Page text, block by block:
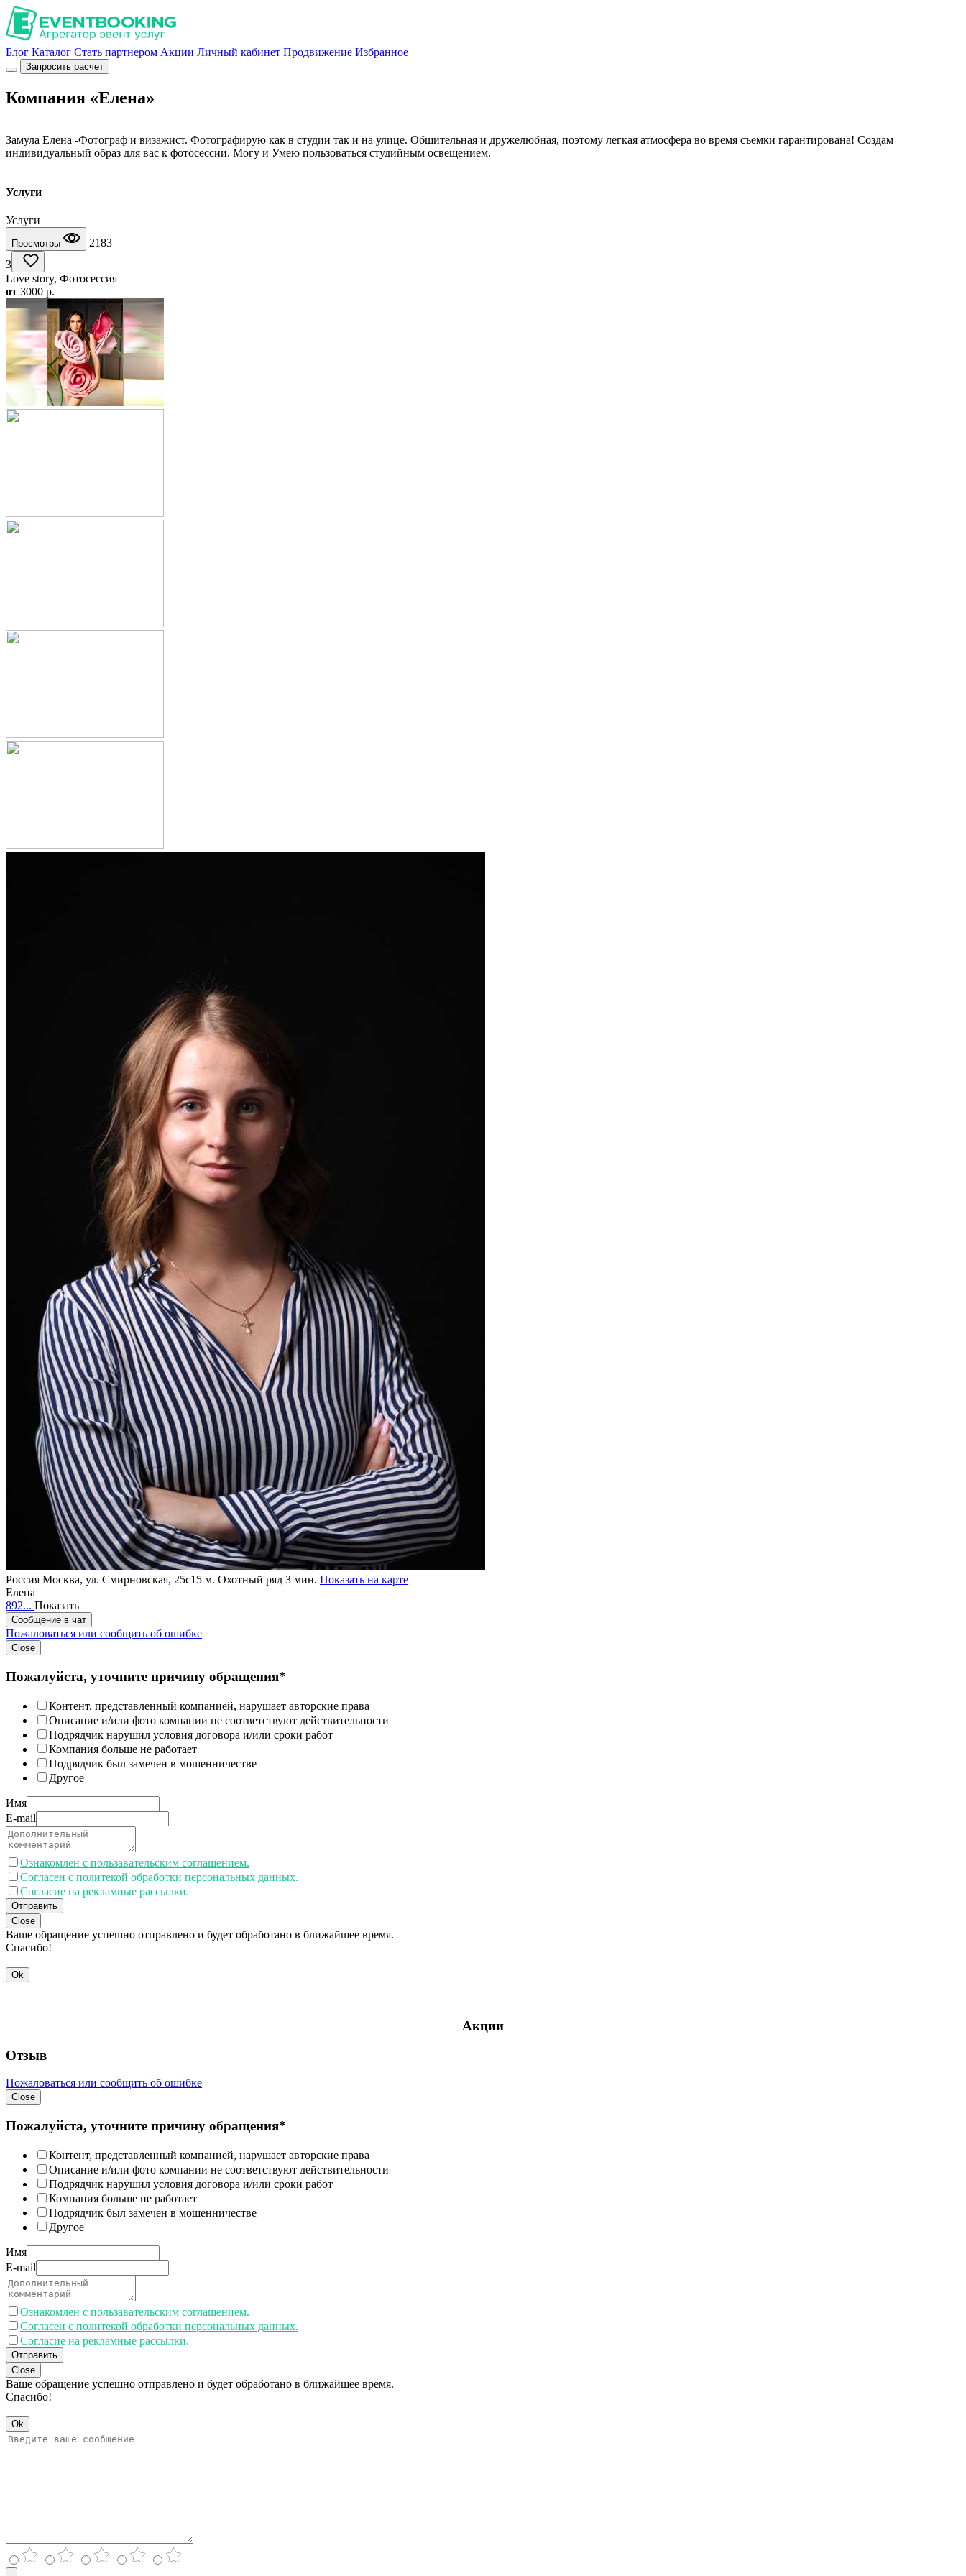
Блог Каталог Стать партнером Акции Личный кабинет Продвижение Избранное
Запросить расчет
Компания «Елена»
Замула Елена -Фотограф и визажист. Фотографирую как в студии так и на улице. Общительная и дружелюбная, поэтому легкая атмосфера во время съемки гарантирована! Создам
индивидуальный образ для вас к фотосессии. Могу и Умею пользоваться студийным освещением.
Услуги
Услуги
Просмотры
2183
3
Love story, Фотосессия
от 3000 p.
Россия Москва, ул. Смирновская, 25с15 м. Охотный ряд 3 мин. Показать на карте
Елена
892... Показать
Сообщение в чат
Пожаловаться или сообщить об ошибке
Close
Пожалуйста, уточните причину обращения*
Контент, представленный компанией, нарушает авторские права
Описание и/или фото компании не соответствуют действительности
Подрядчик нарушил условия договора и/или сроки работ
Компания больше не работает
Подрядчик был замечен в мошенничестве
Другое
Имя
E-mail
Ознакомлен с пользавательским соглашением.
Согласен с политекой обработки персональных данных.
Согласие на рекламные рассылки.
Отправить
Close
Ваше обращение успешно отправлено и будет обработано в ближайшее время.
Спасибо!
Ok
Акции
Отзыв
Пожаловаться или сообщить об ошибке
Close
Пожалуйста, уточните причину обращения*
Контент, представленный компанией, нарушает авторские права
Описание и/или фото компании не соответствуют действительности
Подрядчик нарушил условия договора и/или сроки работ
Компания больше не работает
Подрядчик был замечен в мошенничестве
Другое
Имя
E-mail
Ознакомлен с пользавательским соглашением.
Согласен с политекой обработки персональных данных.
Согласие на рекламные рассылки.
Отправить
Close
Ваше обращение успешно отправлено и будет обработано в ближайшее время.
Спасибо!
Ok